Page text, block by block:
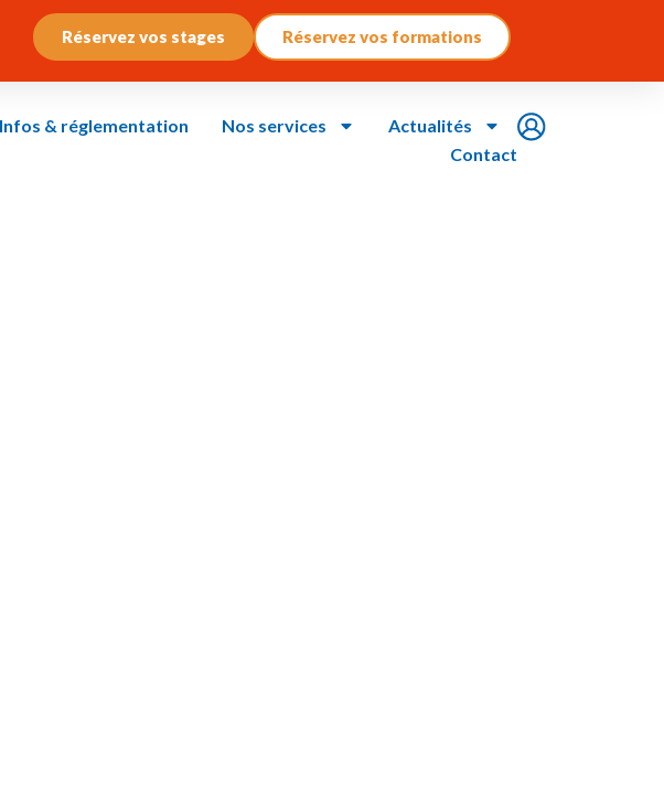
Réservez vos stages Réservez vos formations
Infos & réglementation Nos services
Actualités
Contact